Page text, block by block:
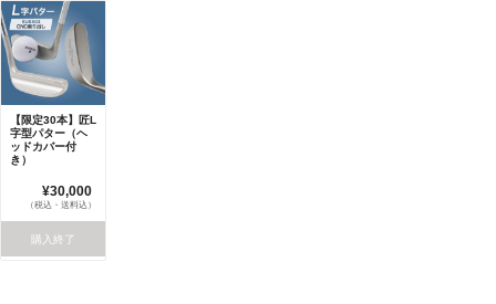
【限定30本】匠L
字型パター（ヘ
ッドカバー付
き）
¥30,000
（税込・送料込）
購入終了